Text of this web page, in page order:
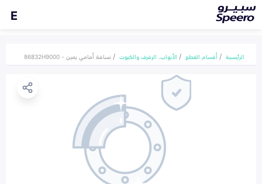
E
الرئيسية أقسام القطع الأبواب، الرفرف والكبوت نسافة أمامي يمين - 86832H9000